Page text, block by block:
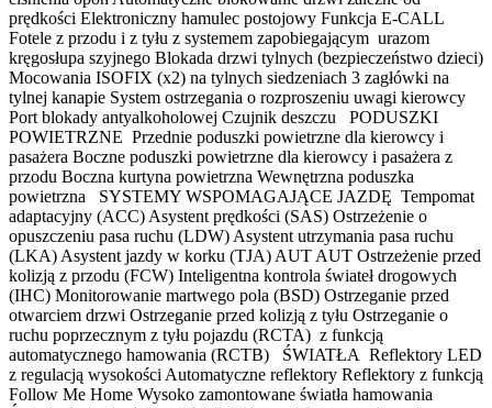
prędkości Elektroniczny hamulec postojowy Funkcja E-CALL
Fotele z przodu i z tyłu z systemem zapobiegającym urazom
kręgosłupa szyjnego Blokada drzwi tylnych (bezpieczeństwo dzieci)
Mocowania ISOFIX (x2) na tylnych siedzeniach 3 zagłówki na
tylnej kanapie System ostrzegania o rozproszeniu uwagi kierowcy
Port blokady antyalkoholowej Czujnik deszczu PODUSZKI
POWIETRZNE Przednie poduszki powietrzne dla kierowcy i
pasażera Boczne poduszki powietrzne dla kierowcy i pasażera z
przodu Boczna kurtyna powietrzna Wewnętrzna poduszka
powietrzna SYSTEMY WSPOMAGAJĄCE JAZDĘ Tempomat
adaptacyjny (ACC) Asystent prędkości (SAS) Ostrzeżenie o
opuszczeniu pasa ruchu (LDW) Asystent utrzymania pasa ruchu
(LKA) Asystent jazdy w korku (TJA) AUT AUT Ostrzeżenie przed
kolizją z przodu (FCW) Inteligentna kontrola świateł drogowych
(IHC) Monitorowanie martwego pola (BSD) Ostrzeganie przed
otwarciem drzwi Ostrzeganie przed kolizją z tyłu Ostrzeganie o
ruchu poprzecznym z tyłu pojazdu (RCTA) z funkcją
automatycznego hamowania (RCTB) ŚWIATŁA Reflektory LED
z regulacją wysokości Automatyczne reflektory Reflektory z funkcją
Follow Me Home Wysoko zamontowane światła hamowania